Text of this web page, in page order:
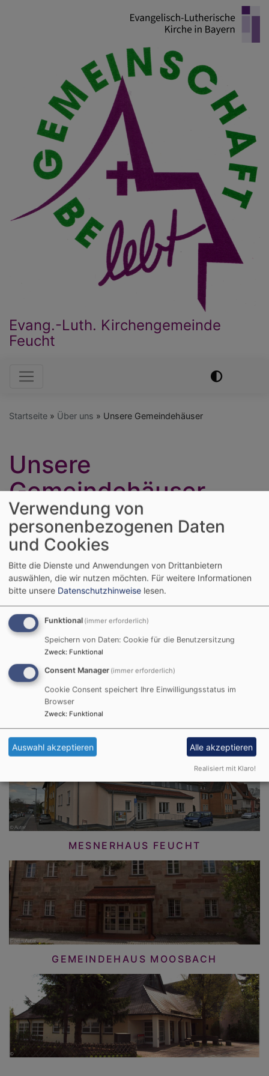
Evang.-Luth. Kirchengemeinde
Feucht
Hauptnavigation
Startseite Über uns Unsere Gemeindehäuser
Unsere
Gemeindehäuser
Das Leben einer Kirchengemeinde
braucht Räume, in denen sich Menschen
begegnen können. Neben den
Kirchengebäuden gibt es
Gemeindehäuser, in denen unser
Gemeindeleben stattfindet und in denen
sich Junge un Alte, Kleine und Große,
Männer und Frauen zum singen, basteln,
diskutieren, spielen, musizieren, lernen,
feiern und beten treffen.
GEMEINDEHAUS FEUCHT
MESNERHAUS FEUCHT
GEMEINDEHAUS MOOSBACH
Verwendung von
personenbezogenen Daten
und Cookies
Bitte die Dienste und Anwendungen von Drittanbietern
auswählen, die wir nutzen möchten. Für weitere Informationen
bitte unsere Datenschutzhinweise lesen.
Funktional (immer erforderlich)
Speichern von Daten: Cookie für die Benutzersitzung
Zweck: Funktional
Consent Manager (immer erforderlich)
Cookie Consent speichert Ihre Einwilligungsstatus im
Browser
Zweck: Funktional
Auswahl akzeptieren Alle akzeptieren
Realisiert mit Klaro!